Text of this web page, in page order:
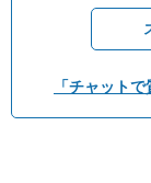
「チャット